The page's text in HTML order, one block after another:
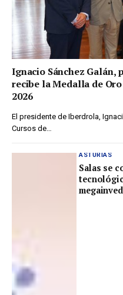
Ignacio Sánchez
recibe la Medalla de
2026
El presidente de Iberdrola,
Cursos de…
ASTURIAS
Salas se